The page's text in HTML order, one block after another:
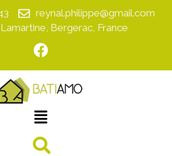
reynal.philippe@gmail.com
Bergerac, France